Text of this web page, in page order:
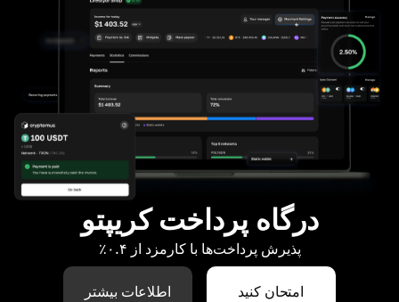
درگاه پرداخت کریپتو
پذیرش پرداخت‌ها با کارمزد از ۰.۴٪
امتحان کنید اطلاعات بیشتر